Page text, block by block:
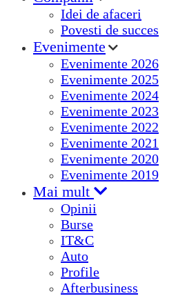
Idei de afaceri
Povesti de succes
Evenimente
Evenimente 2026
Evenimente 2025
Evenimente 2024
Evenimente 2023
Evenimente 2022
Evenimente 2021
Evenimente 2020
Evenimente 2019
Mai mult
Opinii
Burse
IT&C
Auto
Profile
Afterbusiness